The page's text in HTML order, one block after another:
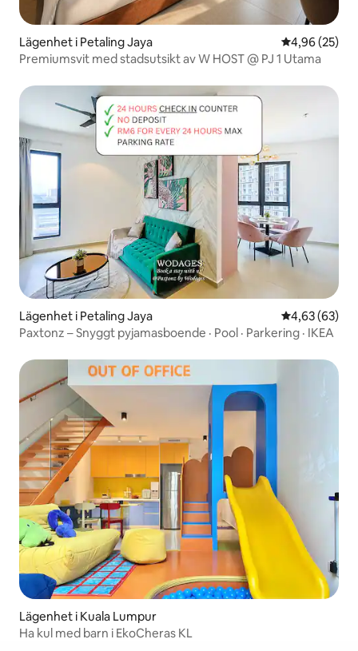
Lägenhet i Petaling Jaya 4,96 av 5 i
4,96 (25)
Premiumsvit med stadsutsikt av W HOST @ PJ 1 Utama
Lägenhet i Petaling Jaya 4,63 av 5 i
4,63 (63)
Paxtonz – Snyggt pyjamasboende · Pool · Parkering · IKEA
Lägenhet i Kuala Lumpur
Ha kul med barn i EkoCheras KL